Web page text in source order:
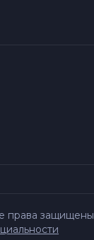
права защищены